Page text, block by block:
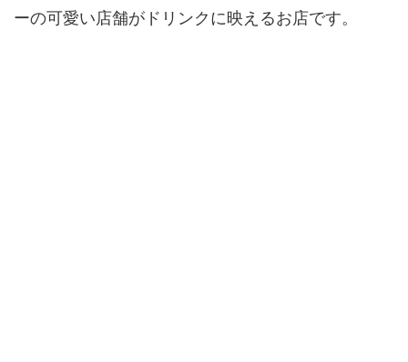
ーの可愛い店舗がドリンクに映えるお店です。